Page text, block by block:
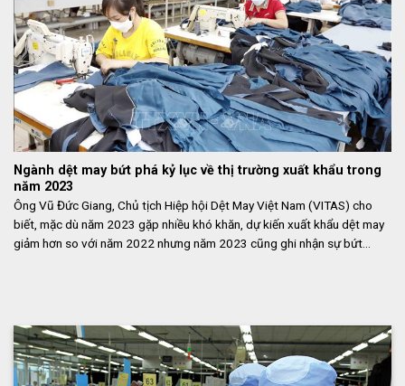
Ngành dệt may bứt phá kỷ lục về thị trường xuất khẩu trong
năm 2023
Ông Vũ Đức Giang, Chủ tịch Hiệp hội Dệt May Việt Nam (VITAS) cho
biết, mặc dù năm 2023 gặp nhiều khó khăn, dự kiến xuất khẩu dệt may
giảm hơn so với năm 2022 nhưng năm 2023 cũng ghi nhận sự bứt...